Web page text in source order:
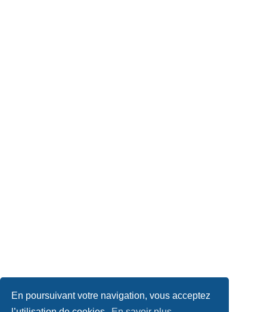
En poursuivant votre navigation, vous acceptez